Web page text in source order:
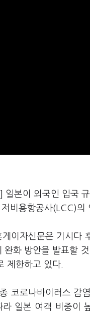
일본이 외국인 입국
비용항공사(LCC)의
이자신문은 기시다
완화 방안을 발표할
제한하고 있다.
코로나바이러스 감
일본 여객 비중이